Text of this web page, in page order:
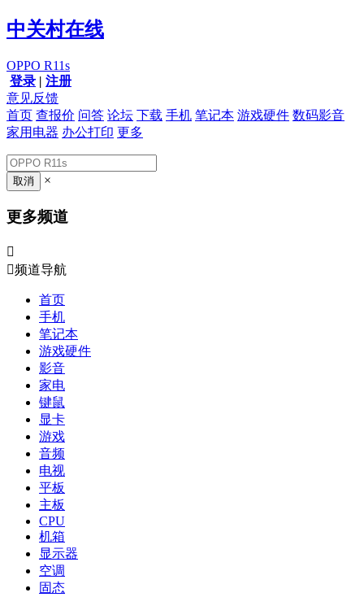
中关村在线
OPPO R11s
登录 | 注册
意见反馈
首页 查报价 问答 论坛 下载 手机 笔记本 游戏硬件 数码影音
家用电器 办公打印 更多
×
更多频道

频道导航
首页
手机
笔记本
游戏硬件
影音
家电
键鼠
显卡
游戏
音频
电视
平板
主板
CPU
机箱
显示器
空调
固态